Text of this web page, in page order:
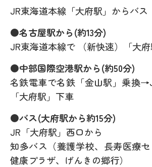
JR東海道本線「大府駅」からバス
●名古屋駅から(約13分)
JR東海道本線で （新快速）「大
●中部国際空港駅から(約50分)
名鉄電車で名鉄「金山駅」乗換
「大府駅」下車
●バス(大府駅から約15分)
JR「大府駅」西口から
知多バス（養護学校、長寿医療
健康プラザ、げんきの郷行）